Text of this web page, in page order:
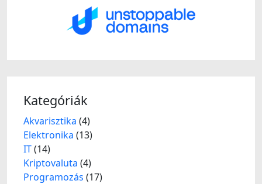
Kategóriák
Akvarisztika (4)
Elektronika (13)
IT(14)
Kriptovaluta (4)
Programozás (17)